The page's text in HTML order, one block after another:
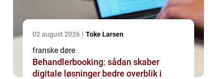
02 august 2026 Toke Larsen
franske døre
Behandlerbooking: sådan skaber
digitale løsninger bedre overblik i